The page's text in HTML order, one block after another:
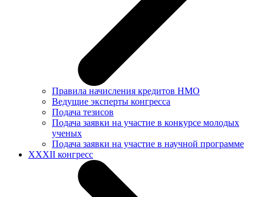
Правила начисления кредитов НМО
Ведущие эксперты конгресса
Подача тезисов
Подача заявки на участие в конкурсе молодых
ученых
Подача заявки на участие в научной программе
XXXII конгресс